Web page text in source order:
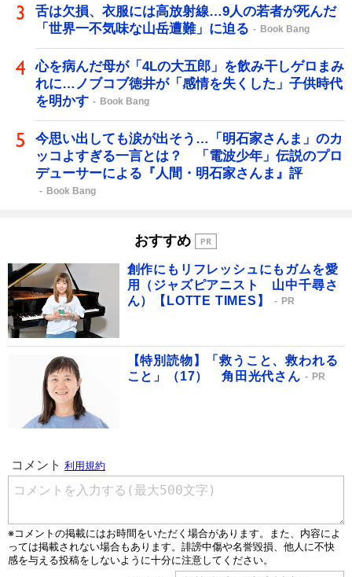
舌は欠損、衣服には高放射線…9人の若者が死んだ
「世界一不気味な山岳遭難」に迫る
Book Bang
心を病んだ母が「4Lの大五郎」を飲み干しゲロまみ
れに…ノブコブ徳井が「感情を失くした」子供時代
を明かす
Book Bang
今思い出しても涙が出そう…「明石家さんま」のカ
ッコよすぎる一言とは？ 「電波少年」伝説のプロ
デューサーによる『人間・明石家さんま』評
Book Bang
おすすめ
創作にもリフレッシュにもガムを愛
用（ジャズピアニスト 山中千尋さ
ん）【LOTTE TIMES】
PR
【特別読物】「救うこと、救われる
こと」（17） 角田光代さん
PR